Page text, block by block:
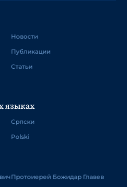
Новости
Публикации
Статьи
языках
Српски
Polski
Протоиерей Божидар Главев